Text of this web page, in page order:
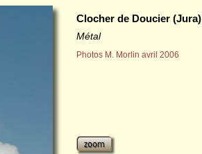
Clocher de Doucier (Jura)
Métal
Photos M. Morlin avril 2006